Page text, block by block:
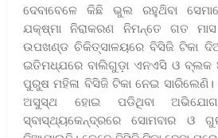
ଦେବାବେଳେ କିଛି ଭୁଲ ରହୁଥ‌ିବା
ଯକ୍ଷ୍ମା ନିରାକରଣ ନିମନ୍ତେ ଗତ
ଉପଖଣ୍ଡ ଚିକିତ୍ସାଳୟରେ ବିସିଜି ଟିକା
ଇତିମଧ୍ଯରେ ବାଲିଗୁଡ଼ା ଏନଏସି ଓ
ପୁରୁଷ ମହିଳା ବିସିଜି ଟିକା ନେଇ
ଅସୁସ୍ଥ ହୋଇ ପଡିଥିବା ଅଭିଯୋଗ
ସ୍ବାସ୍ଥ୍ୟକେନ୍ଦ୍ରରେ ସୋମ‌ବାର ଓ